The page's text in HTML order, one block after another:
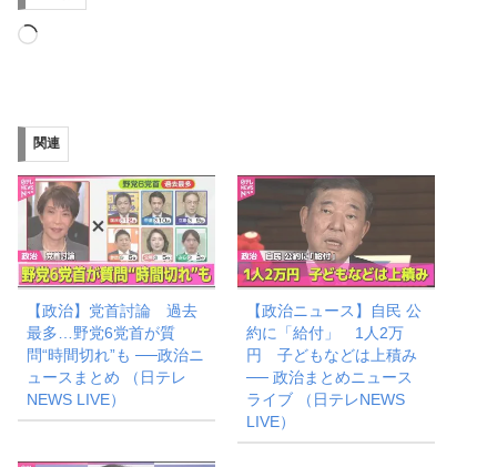
読
み
中…
関連
【政治】党首討論 過去
最多…野党6党首が質
問“時間切れ”も ──政治ニ
ュースまとめ （日テレ
NEWS LIVE）
【政治ニュース】自民 公
約に「給付」 1人2万
円 子どもなどは上積み
── 政治まとめニュース
ライブ （日テレNEWS
LIVE）